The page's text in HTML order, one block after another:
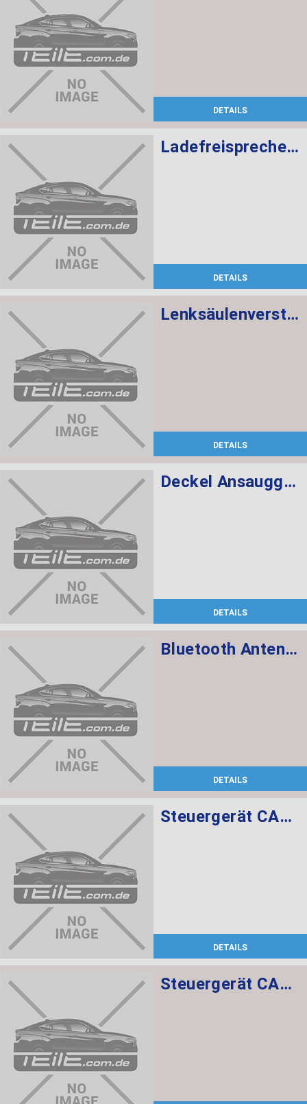
DETAILS
Ladefreisprechelektronik High
DETAILS
Lenksäulenverstellung mechanisch
DETAILS
Deckel Ansauggeräuschdämpfer
DETAILS
Bluetooth Antenne
DETAILS
Steuergerät CAS CAS3
DETAILS
Steuergerät CAS CAS3